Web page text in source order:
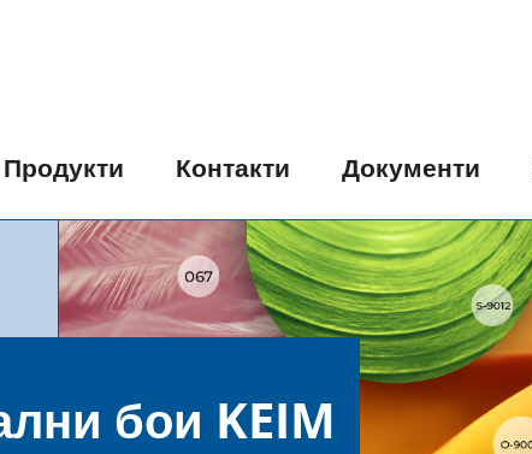
Продукти Контакти Документи
бои KEIM